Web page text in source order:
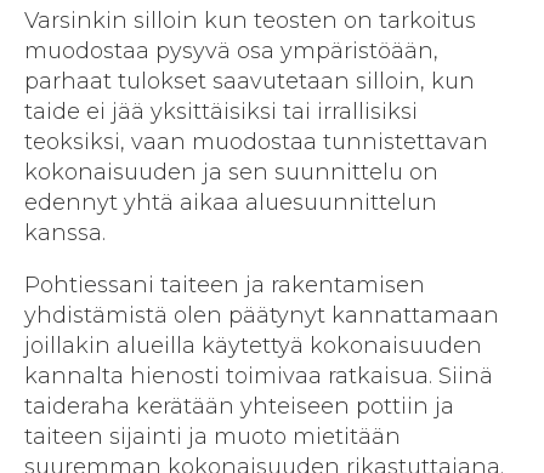
Varsinkin silloin kun teosten on tarkoitus
muodostaa pysyvä osa ympäristöään,
parhaat tulokset saavutetaan silloin, kun
taide ei jää yksittäisiksi tai irrallisiksi
teoksiksi, vaan muodostaa tunnistettavan
kokonaisuuden ja sen suunnittelu on
edennyt yhtä aikaa aluesuunnittelun
kanssa.
Pohtiessani taiteen ja rakentamisen
yhdistämistä olen päätynyt kannattamaan
joillakin alueilla käytettyä kokonaisuuden
kannalta hienosti toimivaa ratkaisua. Siinä
taideraha kerätään yhteiseen pottiin ja
taiteen sijainti ja muoto mietitään
suuremman kokonaisuuden rikastuttajana.